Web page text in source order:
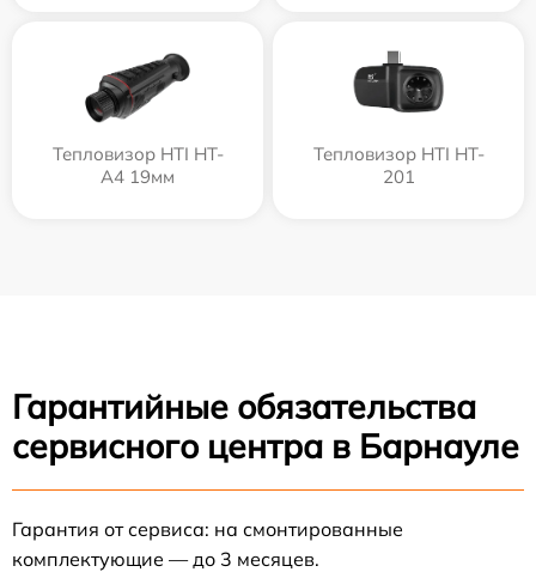
Тепловизор HTI HT-
A4 19мм
Тепловизор HTI HT-
201
Гарантийные обязательства
сервисного центра в Барнауле
Гарантия от сервиса: на смонтированные
комплектующие — до 3 месяцев.